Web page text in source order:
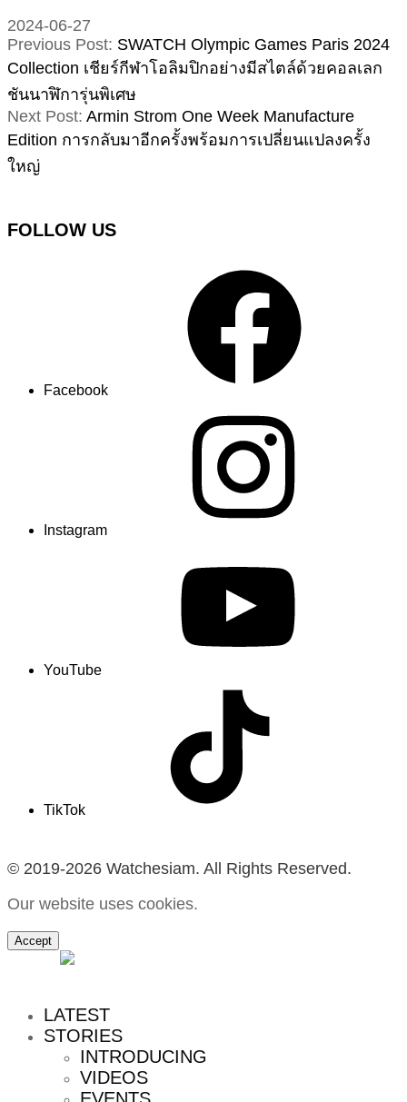
2024-06-27
Previous Post: SWATCH Olympic Games Paris 2024
Collection เชียร์กีฬาโอลิมปิกอย่างมีสไตล์ด้วยคอลเลก
ชันนาฬิการุ่นพิเศษ
Next Post: Armin Strom One Week Manufacture
Edition การกลับมาอีกครั้งพร้อมการเปลี่ยนแปลงครั้ง
ใหญ่
FOLLOW US
Facebook
Instagram
YouTube
TikTok
© 2019-2026 Watchesiam. All Rights Reserved.
Our website uses cookies.
Accept
LATEST
STORIES
INTRODUCING
VIDEOS